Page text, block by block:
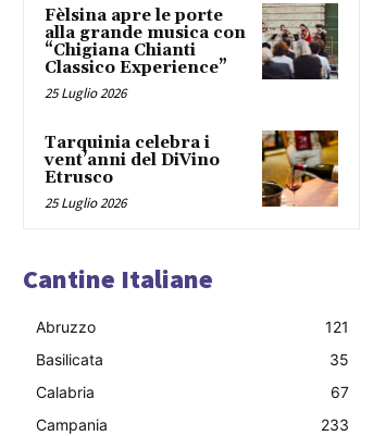
Fèlsina apre le porte
alla grande musica con
“Chigiana Chianti
Classico Experience”
25 Luglio 2026
Tarquinia celebra i
vent’anni del DiVino
Etrusco
25 Luglio 2026
Cantine Italiane
Abruzzo
121
Basilicata
35
Calabria
67
Campania
233